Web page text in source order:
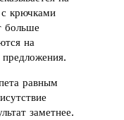
крючками
больше
на
равным
заметнее.